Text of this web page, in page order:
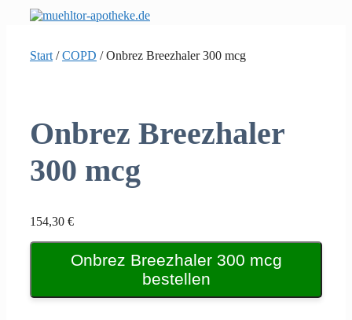
Start /COPD / Onbrez Breezhaler 300 mcg
Onbrez Breezhaler
300 mcg
154,30 €
Onbrez Breezhaler 300 mcg
bestellen